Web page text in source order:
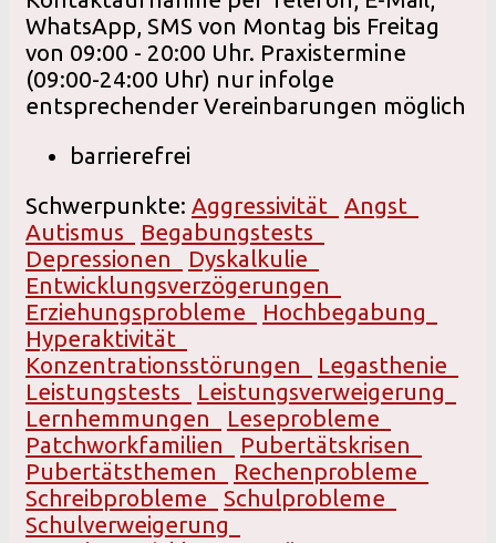
WhatsApp, SMS von Montag bis Freitag
von 09:00 - 20:00 Uhr. Praxistermine
(09:00-24:00 Uhr) nur infolge
entsprechender Vereinbarungen möglich
barrierefrei
Schwerpunkte: Aggressivität
Angst
Autismus
Begabungstests
Depressionen
Dyskalkulie
Entwicklungsverzögerungen
Erziehungsprobleme
Hochbegabung
Hyperaktivität
Konzentrationsstörungen
Legasthenie
Leistungstests
Leistungsverweigerung
Lernhemmungen
Leseprobleme
Patchworkfamilien
Pubertätskrisen
Pubertätsthemen
Rechenprobleme
Schreibprobleme
Schulprobleme
Schulverweigerung